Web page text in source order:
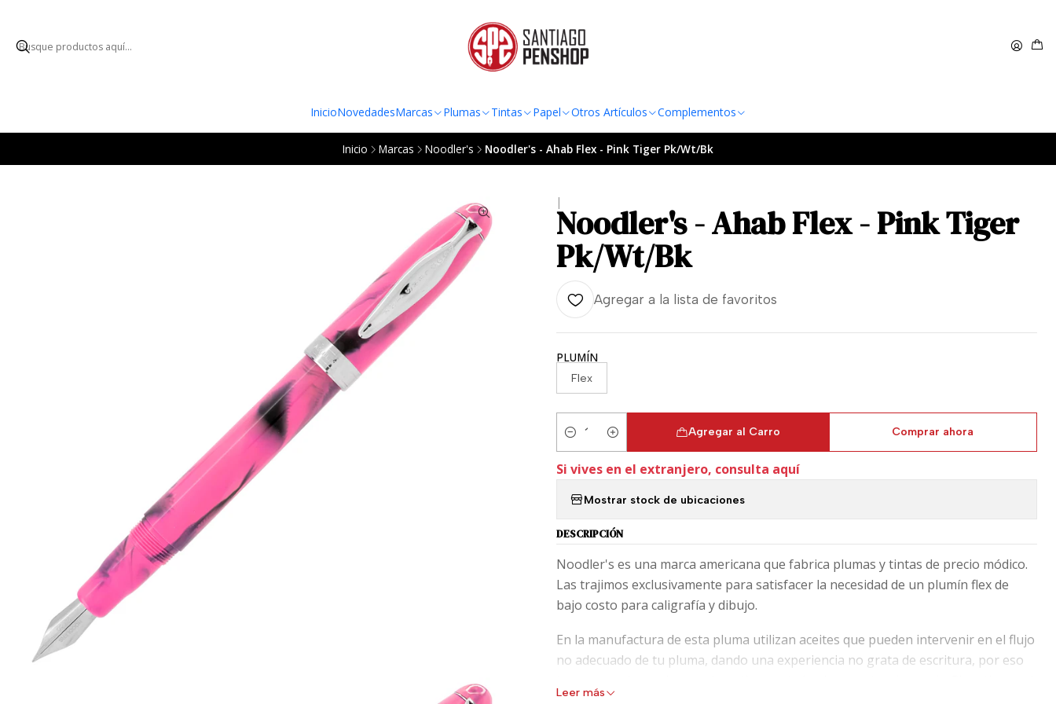
InicioNovedadesMarcas Plumas Tintas Papel Otros Artículos Complementos
Inicio Marcas Noodler's Noodler's - Ahab Flex - Pink Tiger Pk/Wt/Bk
|
Noodler's - Ahab Flex - Pink Tiger
Pk/Wt/Bk
Agregar a la lista de favoritos
PLUMÍN
Flex
Cantidad
Agregar al Carro Comprar ahora
Si vives en el extranjero, consulta aquí
Mostrar stock de ubicaciones
DESCRIPCIÓN
Noodler's es una marca americana que fabrica plumas y tintas de precio módico.
Las trajimos exclusivamente para satisfacer la necesidad de un plumín flex de
bajo costo para caligrafía y dibujo.
En la manufactura de esta pluma utilizan aceites que pueden intervenir en el flujo
no adecuado de tu pluma, dando una experiencia no grata de escritura, por eso
Leer más